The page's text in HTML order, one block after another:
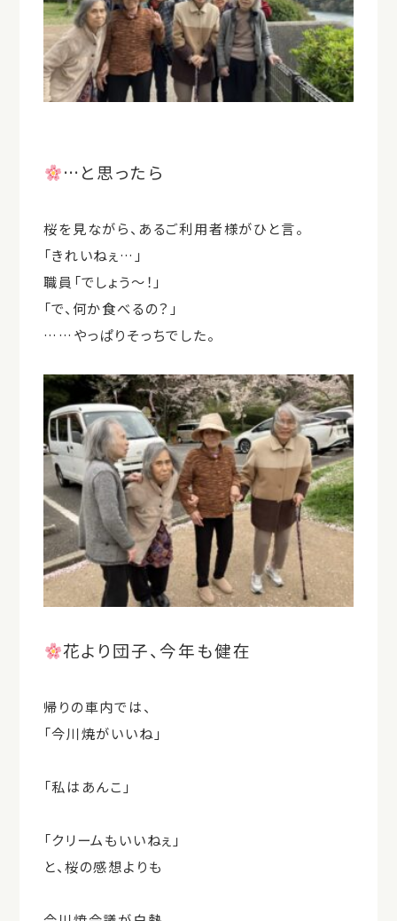
…と思ったら
桜を見ながら、あるご利用者様がひと言。
「きれいねぇ…」
職員「でしょう～！」
「で、何か食べるの？」
……やっぱりそっちでした。
花より団子、今年も健在
帰りの車内では、
「今川焼がいいね」
「私はあんこ」
「クリームもいいねぇ」
と、桜の感想よりも